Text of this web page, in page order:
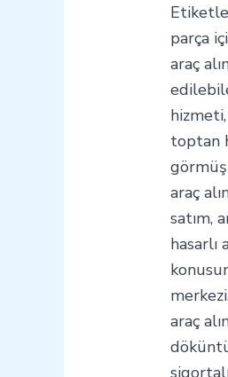
parça
araç
hizmeti,
toptan
görmüş
araç
satım,
hasarlı
araç